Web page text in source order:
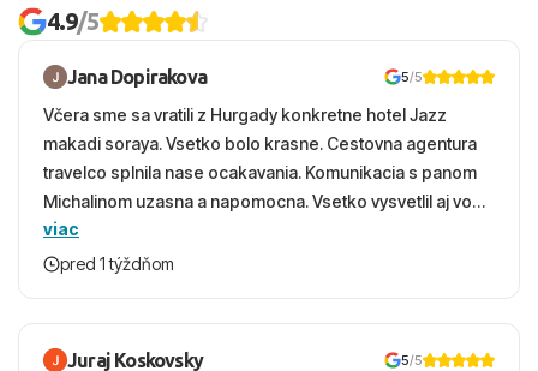
4.9/5
Jana Dopirakova 5/5
Včera sme sa vratili z Hurgady konkretne hotel Jazz
makadi soraya. Vsetko bolo krasne. Cestovna agentura
travelco splnila nase ocakavania. Komunikacia s panom
Michalinom uzasna a napomocna. Vsetko vysvetlil aj vo
vecernych hodinach zaco sa ospravedlnujem. Hotel
krasny, cisty. Sluzby top. Strava, prostredie, more,
viac
pred 1 týždňom
Juraj Koskovsky 5/5